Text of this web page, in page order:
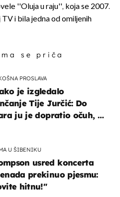
''Oluja u raju'', koja se 2007.
i bila jedna od omiljenih
se priča
PROSLAVA
je izgledalo
Tije Jurčić: Do
ju je dopratio očuh, a
U ŠIBENIKU
usred koncerta
prekinuo pjesmu:
hitnu!"